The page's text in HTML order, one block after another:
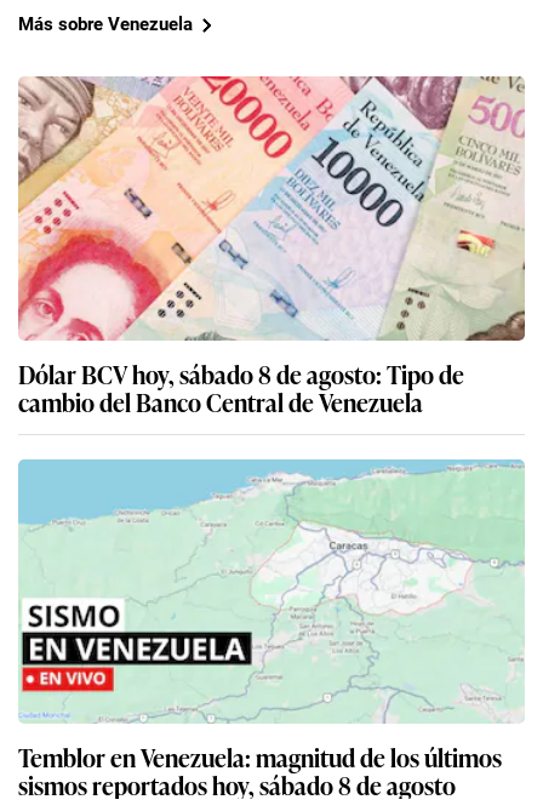
Más sobre Venezuela
Dólar BCV hoy, sábado 8 de agosto: Tipo de
cambio del Banco Central de Venezuela
Temblor en Venezuela: magnitud de los últimos
sismos reportados hoy, sábado 8 de agosto